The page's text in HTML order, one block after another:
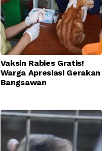
Vaksin Rabies Gratis!
Warga Apresiasi Gerakan
Bangsawan